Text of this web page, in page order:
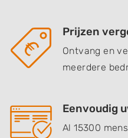
Prijzen
Ontvang en
meerdere
Eenvoudig
Al 15300